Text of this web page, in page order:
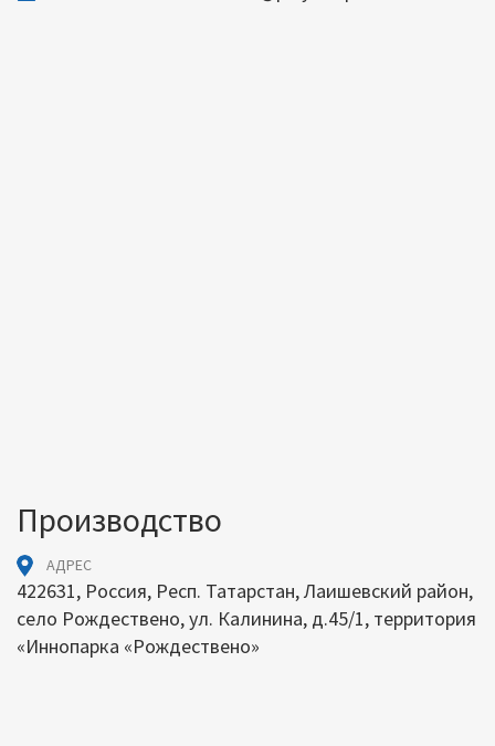
Производство
АДРЕС
422631, Россия, Респ. Татарстан, Лаишевский район,
село Рождествено, ул. Калинина, д.45/1, территория
«Иннопарка «Рождествено»